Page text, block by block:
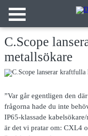
C.Scope
metallsökare
”Var går egentligen den
frågorna hade du inte
IP65-klassade
är det vi pratar om: CXL4